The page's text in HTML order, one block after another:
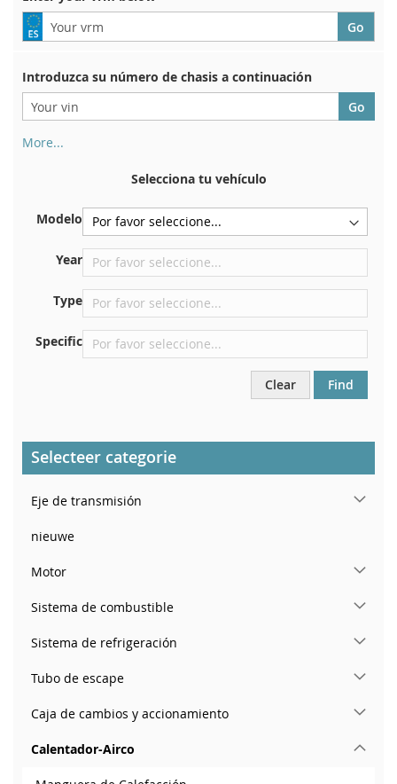
Introduzca su número de chasis a continuación
More...
certificado de registro. Y también en el coche.
En la placa inferior del asiento delantero derecho
Centrar contra el mamparo debajo del capó.
Justo en el compartimento del motor.
En el pilar de la puerta trasera derecha
Selecciona tu vehículo
Modelo
Year
Type
Specific
Clear Find
Selecteer categorie
Eje de transmisión
nieuwe
Motor
Sistema de combustible
Sistema de refrigeración
Tubo de escape
Caja de cambios y accionamiento
Calentador-Airco